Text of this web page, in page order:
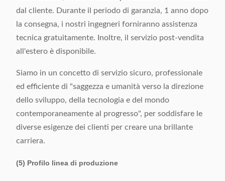
dal cliente. Durante il periodo di garanzia, 1 anno dopo
la consegna, i nostri ingegneri forniranno assistenza
tecnica gratuitamente. Inoltre, il servizio post-vendita
all'estero è disponibile.
Siamo in un concetto di servizio sicuro, professionale
ed efficiente di "saggezza e umanità verso la direzione
dello sviluppo, della tecnologia e del mondo
contemporaneamente al progresso", per soddisfare le
diverse esigenze dei clienti per creare una brillante
carriera.
(5) Profilo linea di produzione